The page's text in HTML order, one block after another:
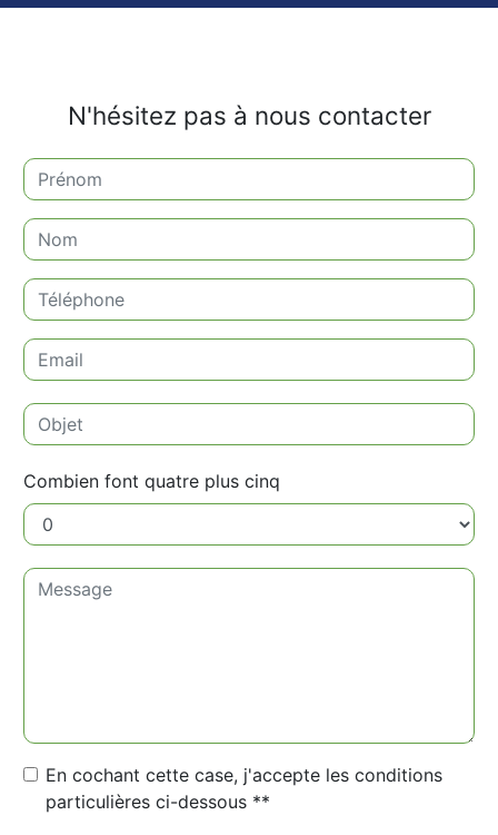
N'hésitez pas à nous contacter
Combien font quatre plus cinq
En cochant cette case, j'accepte les conditions
particulières ci-dessous **